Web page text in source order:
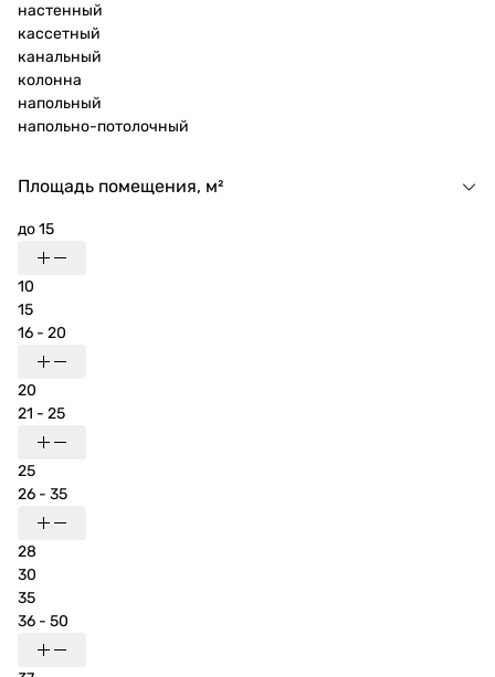
настенный
кассетный
канальный
колонна
напольный
напольно-потолочный
Площадь помещения, м²
до 15
10
15
16 - 20
20
21 - 25
25
26 - 35
28
30
35
36 - 50